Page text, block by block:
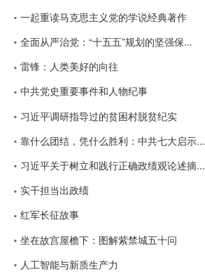
一起重读马克思主义党的学说经典著作
全面从严治党：“十五五”规划的坚强保...
雷锋：人类美好的向往
中共党史重要事件和人物纪事
习近平调研指导过的贫困村脱贫纪实
靠什么团结，凭什么胜利：中共七大启示...
习近平关于树立和践行正确政绩观论述摘...
实干担当出政绩
红军长征故事
坐在故宫屋檐下：图解紫禁城五十问
人工智能与新质生产力